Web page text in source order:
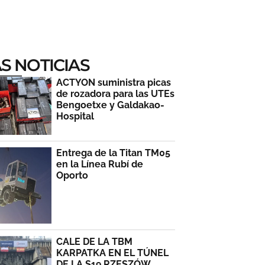
NOTICIAS
ACTYON suministra picas
de rozadora para las UTEs
Bengoetxe y Galdakao-
Hospital
Entrega de la Titan TM05
en la Línea Rubí de
Oporto
CALE DE LA TBM
KARPATKA EN EL TÚNEL